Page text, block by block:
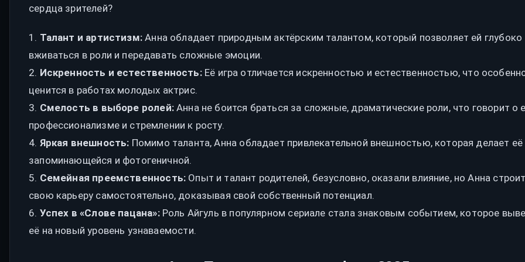
сердца зрителей?
1. Талант и артистизм:Анна обладает природным актёрским талантом, который позволяет ей глубоко
вживаться в роли и передавать сложные эмоции.
2. Искренность и естественность:Её игра отличается искренностью и естественностью, что
ценится в работах молодых актрис.
3. Смелость в выборе ролей:Анна не боится браться за сложные, драматические роли, что говорит о
профессионализме и стремлении к росту.
4. Яркая внешность: Помимо таланта, Анна обладает привлекательной внешностью, которая делает её
запоминающейся и фотогеничной.
5. Семейная преемственность: Опыт и талант родителей, безусловно, оказали влияние, но Анна строит
свою карьеру самостоятельно, доказывая свой собственный потенциал.
6. Успех в «Слове пацана»:Роль Айгуль в популярном сериале стала знаковым событием, которое
её на новый уровень узнаваемости.